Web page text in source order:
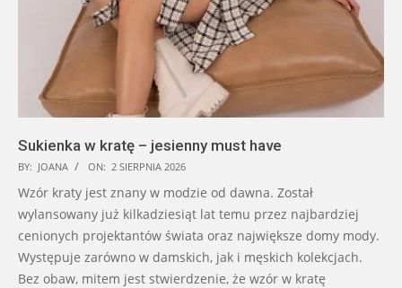
Sukienka w kratę – jesienny must have
BY: JOANA ON: 2 SIERPNIA 2026
Wzór kraty jest znany w modzie od dawna. Został
wylansowany już kilkadziesiąt lat temu przez najbardziej
cenionych projektantów świata oraz największe domy mody.
Występuje zarówno w damskich, jak i męskich kolekcjach.
Bez obaw, mitem jest stwierdzenie, że wzór w kratę